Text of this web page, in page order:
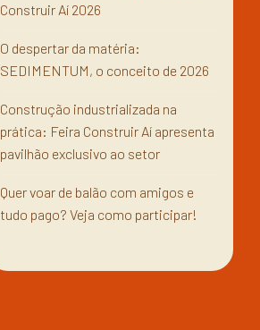
Construir Aí 2026
O despertar da matéria:
SEDIMENTUM, o conceito de 2026
Construção industrializada na
prática: Feira Construir Aí apresenta
pavilhão exclusivo ao setor
Quer voar de balão com amigos e
tudo pago? Veja como participar!